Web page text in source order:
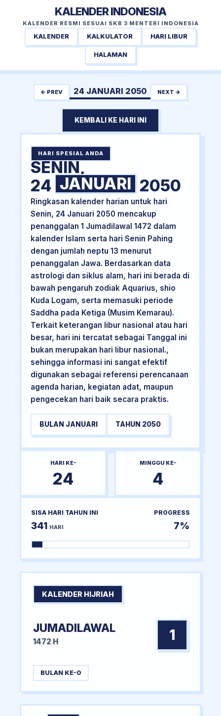
KALENDER INDONESIA
KALENDER RESMI SESUAI SKB 3 MENTERI INDONESIA
KALENDER KALKULATOR HARI LIBUR
HALAMAN
← PREV 24 JANUARI 2050 NEXT →
KEMBALI KE HARI INI
HARI SPESIAL ANDA
SENIN,
24 JANUARI 2050
Ringkasan kalender harian untuk hari
Senin, 24 Januari 2050 mencakup
penanggalan 1 Jumadilawal 1472 dalam
kalender Islam serta hari Senin Pahing
dengan jumlah neptu 13 menurut
penanggalan Jawa. Berdasarkan data
astrologi dan siklus alam, hari ini berada di
bawah pengaruh zodiak Aquarius, shio
Kuda Logam, serta memasuki periode
Saddha pada Ketiga (Musim Kemarau).
Terkait keterangan libur nasional atau hari
besar, hari ini tercatat sebagai Tanggal ini
bukan merupakan hari libur nasional.,
sehingga informasi ini sangat efektif
digunakan sebagai referensi perencanaan
agenda harian, kegiatan adat, maupun
pengecekan hari baik secara praktis.
BULAN JANUARI TAHUN 2050
HARI KE-
24
MINGGU KE-
4
SISA HARI TAHUN INI
341 HARI
PROGRESS
7%
KALENDER HIJRIAH
JUMADILAWAL
1472 H 1
BULAN KE-0